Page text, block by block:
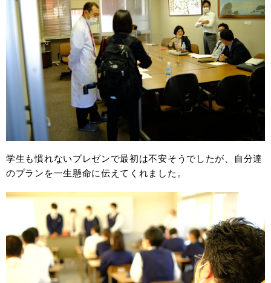
学生も慣れないプレゼンで最初は不安そうでしたが、自分達
のプランを一生懸命に伝えてくれました。